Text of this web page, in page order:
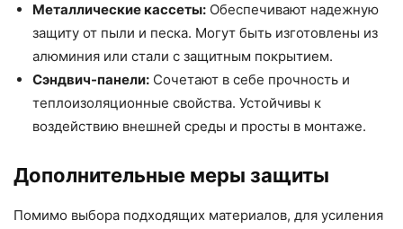
Металлические кассеты: Обеспечивают надежную
защиту от пыли и песка. Могут быть изготовлены из
алюминия или стали с защитным покрытием.
Сэндвич-панели: Сочетают в себе прочность и
теплоизоляционные свойства. Устойчивы к
воздействию внешней среды и просты в монтаже.
Дополнительные меры защиты
Помимо выбора подходящих материалов, для усиления